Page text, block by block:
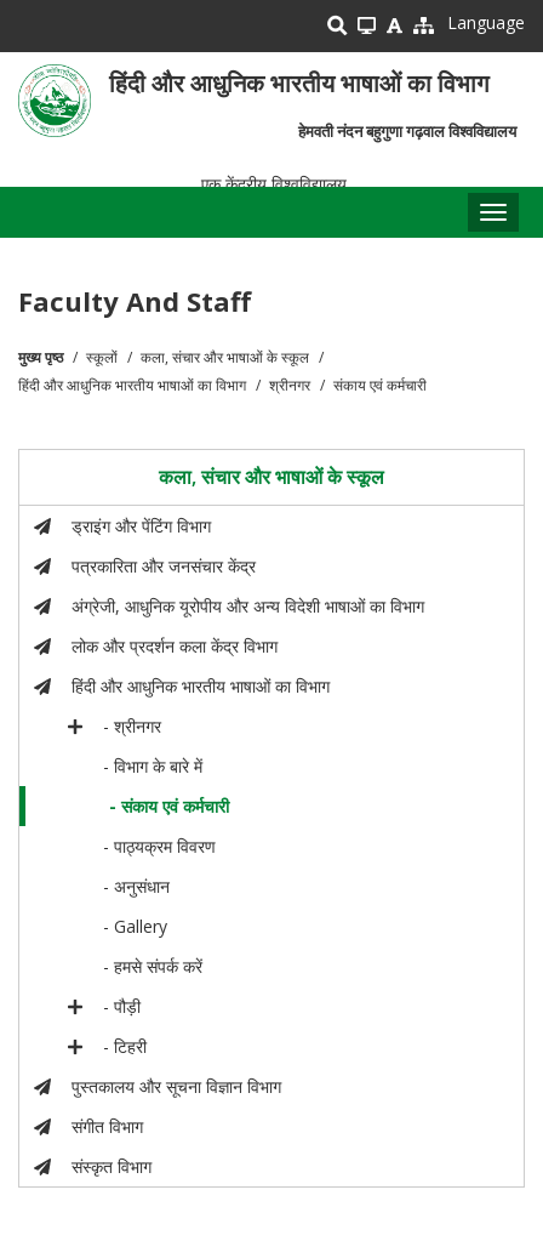
main
content
Language
हिंदी और आधुनिक भारतीय भाषाओं का विभाग
हेमवती नंदन बहुगुणा गढ़वाल विश्वविद्यालय
एक केंद्रीय विश्वविद्यालय
Faculty And Staff
पग
मुख्य पृष्ठ स्कूलों
कला, संचार और भाषाओं के स्कूल
हिंदी और आधुनिक भारतीय भाषाओं का विभाग
श्रीनगर संकाय एवं कर्मचारी
कला, संचार और भाषाओं के स्कूल
ड्राइंग और पेंटिंग विभाग
पत्रकारिता और जनसंचार केंद्र
अंग्रेजी, आधुनिक यूरोपीय और अन्य विदेशी भाषाओं का विभाग
लोक और प्रदर्शन कला केंद्र विभाग
हिंदी और आधुनिक भारतीय भाषाओं का विभाग
- श्रीनगर
- विभाग के बारे में
- संकाय एवं कर्मचारी
- पाठ्यक्रम विवरण
- अनुसंधान
- Gallery
- हमसे संपर्क करें
- पौड़ी
- टिहरी
पुस्तकालय और सूचना विज्ञान विभाग
संगीत विभाग
संस्कृत विभाग